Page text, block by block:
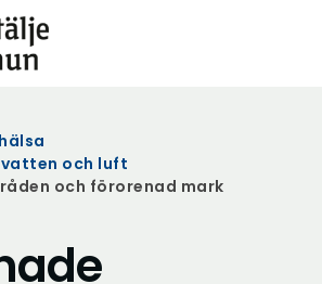
vatten och luft
och förorenad mark